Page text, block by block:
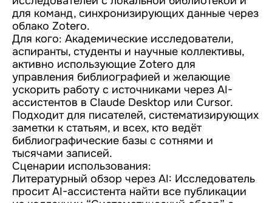
для команд, синхронизирующих данные через
облако Zotero.
Для кого: Академические исследователи,
аспиранты, студенты и научные коллективы,
активно использующие Zotero для
управления библиографией и желающие
ускорить работу с источниками через AI-
ассистентов в Claude Desktop или Cursor.
Подходит для писателей, систематизирующих
заметки к статьям, и всех, кто ведёт
библиографические базы с сотнями и
тысячами записей.
Сценарии использования:
Литературный обзор через AI: Исследователь
просит AI-ассистента найти все публикации